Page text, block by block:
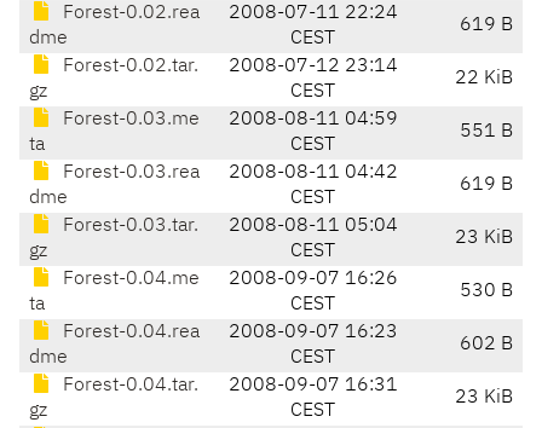
Forest-0.02.rea
dme
2008-07-11 22:24
CEST
619 B
Forest-0.02.tar.
gz
2008-07-12 23:14
CEST
22 KiB
Forest-0.03.me
ta
2008-08-11 04:59
CEST
551 B
Forest-0.03.rea
dme
2008-08-11 04:42
CEST
619 B
Forest-0.03.tar.
gz
2008-08-11 05:04
CEST
23 KiB
Forest-0.04.me
ta
2008-09-07 16:26
CEST
530 B
Forest-0.04.rea
dme
2008-09-07 16:23
CEST
602 B
Forest-0.04.tar.
gz
2008-09-07 16:31
CEST
23 KiB